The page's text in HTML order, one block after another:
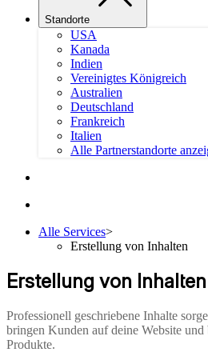
Standorte
USA
Kanada
Indien
Vereinigtes Königreich
Australien
Deutschland
Frankreich
Italien
Alle Partnerstandorte
Alle Services>
Erstellung von Inhalten
Erstellung von Inhalten
Professionell geschriebene Inhalte
bringen Kunden auf deine Website und
Produkte.